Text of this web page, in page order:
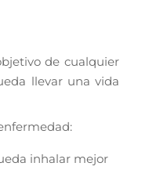
de cualquier
llevar una vida
inhalar mejor